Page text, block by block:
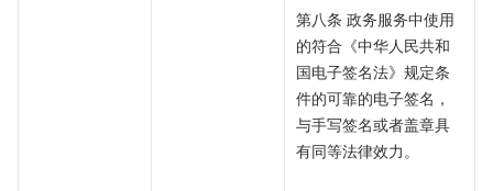
第八条 政务服务中使用
的符合《中华人民共和
国电子签名法》规定条
件的可靠的电子签名，
与手写签名或者盖章具
有同等法律效力。